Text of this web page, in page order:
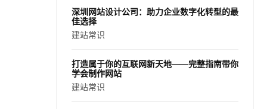
深圳网站设计公司：助力企业数字化转型的最
佳选择
建站常识
打造属于你的互联网新天地——完整指南带你
学会制作网站
建站常识